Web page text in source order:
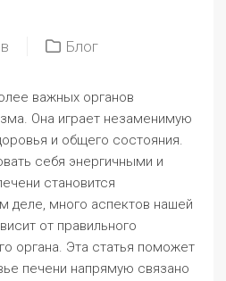
Блог
важных органов
Она играет незаменимую
и общего состояния.
себя энергичными и
становится
деле, много аспектов нашей
от правильного
органа. Эта статья поможет
печени напрямую связано